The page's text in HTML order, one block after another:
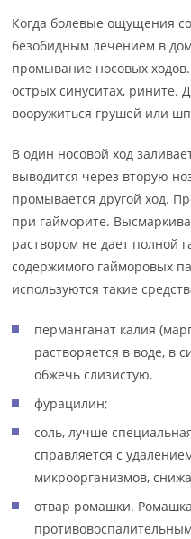
Когда болевые ощущения
безобидным лечением в
промывание носовых
острых синуситах, рините.
вооружиться грушей или
В один носовой ход
выводится через вторую
промывается другой ход.
при гайморите.
раствором не дает полной
содержимого гайморовых
используются такие
перманганат калия
растворяется в воде, в
обжечь слизистую.
фурацилин;
соль, лучше
справляется с
микроорганизмов,
отвар ромашки.